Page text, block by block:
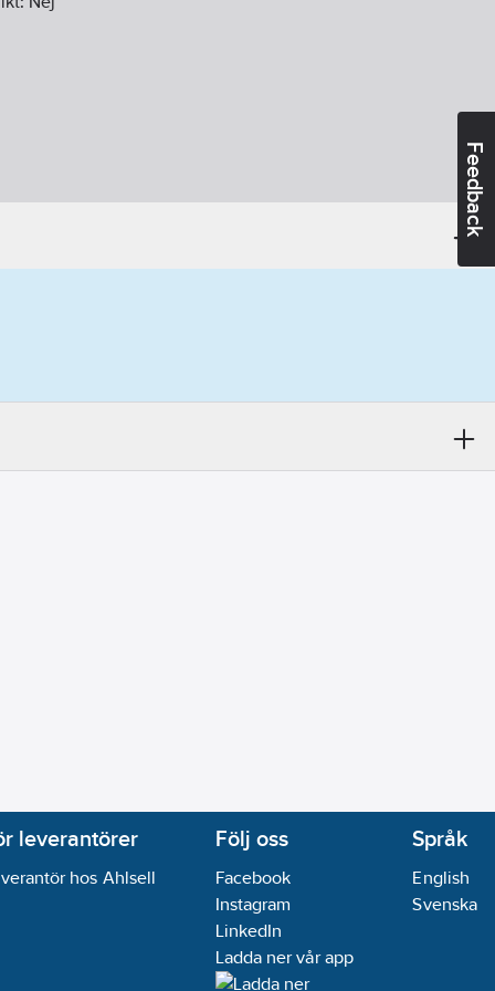
Feedback
leverantörer
hos Ahlsell
Följ oss
Facebook
Instagram
LinkedIn
Ladda ner vår app
Språk
English
Svenska